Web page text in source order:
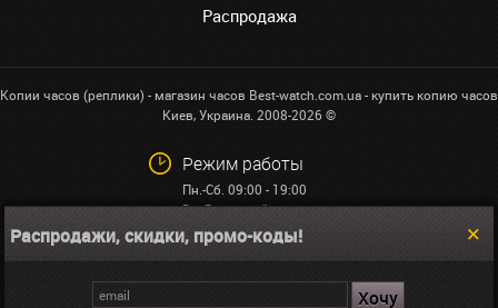
Распродажа
Копии часов (реплики) - магазин часов Best-watch.com.ua - купить копию часов
Киев, Украина. 2008-2026 ©
Режим работы
Пн.-Сб. 09:00 - 19:00
Вс: Выходной
+38 (068)591-32-23
info@best-watch.com.ua
Распродажи, скидки, промо-коды!